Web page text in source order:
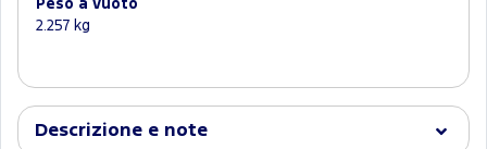
Peso a vuoto
2.257 kg
Descrizione e note